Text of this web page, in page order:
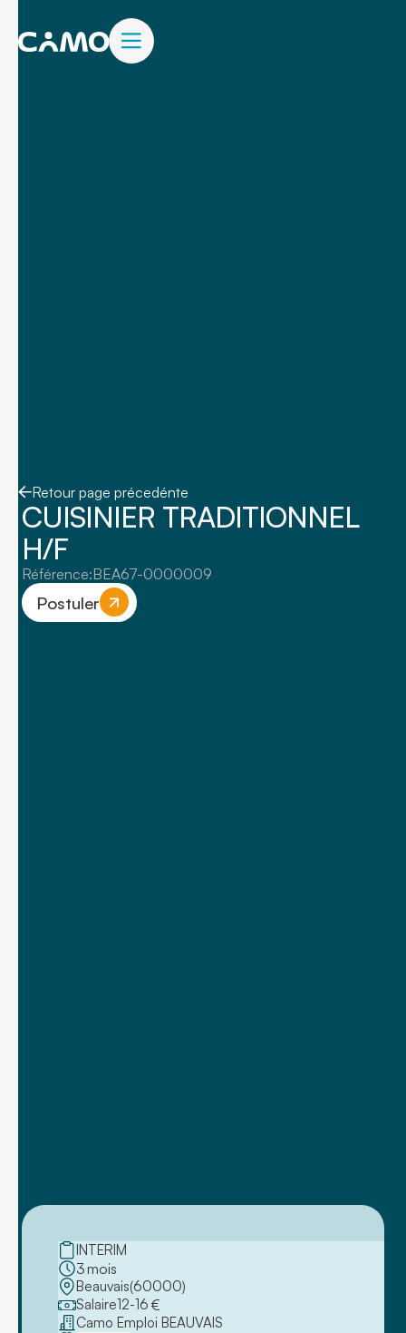
Retour page précedénte
CUISINIER TRADITIONNEL
H/F
Référence:BEA67-0000009
Postuler
INTERIM
3mois
Beauvais(60000)
Salaire12-16 €
Camo Emploi BEAUVAIS